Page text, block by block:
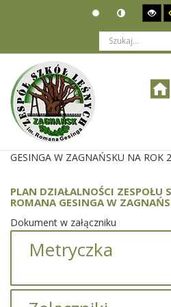
Jesteś tutaj: Działalność
PLAN DZIAŁALNOŚCI ZESPOŁU
GESINGA W ZAGNAŃSKU NA ROK
PLAN DZIAŁALNOŚCI ZESPOŁU
ROMANA GESINGA W
Dokument w załączniku
Metryczka